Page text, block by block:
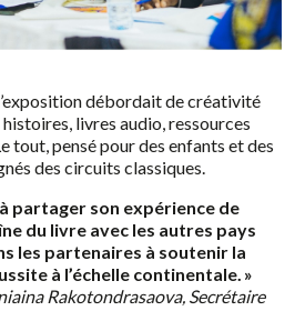
débordait de créativité
livres audio, ressources
tout, pensé pour des enfants et des
des circuits classiques.
partager son expérience de
du livre avec les autres pays
les partenaires à soutenir la
à l’échelle continentale. »
Rakotondrasaova, Secrétaire